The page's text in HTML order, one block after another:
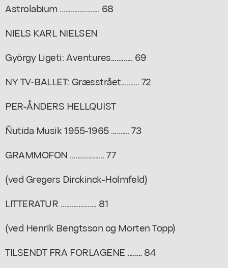
Astrolabium ...................... 68
NIELS KARL NIELSEN
György Ligeti: Aventures............ 69
NY TV-BALLET: Græsstrået.......... 72
PER-ÅNDERS HELLQUIST
Ñutida Musik 1955-1965 .......... 73
GRAMMOFON ................... 77
(ved Gregers Dirckinck-Holmfeld)
LITTERATUR .................... 81
(ved Henrik Bengtsson og Morten Topp)
TILSENDT FRA FORLAGENE ........ 84